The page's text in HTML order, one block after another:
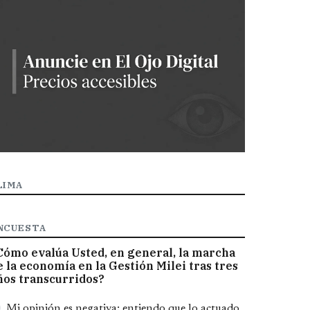
evalúa Usted, en general, la marcha
la economía en la Gestión Milei tras tres
transcurridos?